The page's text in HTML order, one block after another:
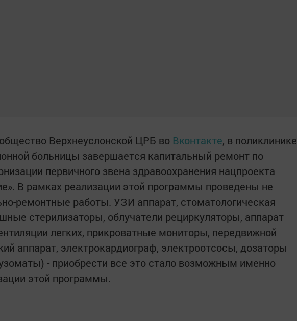
Верхнеуслонской ЦРБ во Вконтакте, в поликлинике
больницы завершается капитальный ремонт по
первичного звена здравоохранения нацпроекта
В рамках реализации этой программы проведены не
ремонтные работы. УЗИ аппарат, стоматологическая
стерилизаторы, облучатели рециркуляторы, аппарат
легких, прикроватные мониторы, передвижной
аппарат, электрокардиограф, электроотсосы, дозаторы
- приобрести все это стало возможным именно
этой программы.